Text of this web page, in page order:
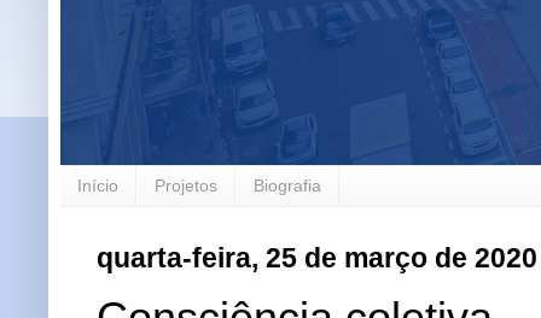
Início Projetos Biografia
quarta-feira, 25 de março de 2020